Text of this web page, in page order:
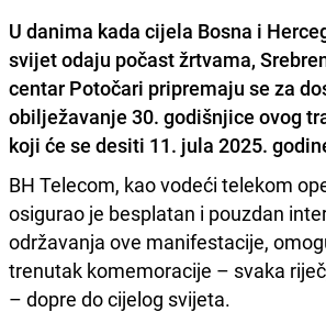
U danima kada cijela Bosna i
svijet odaju počast žrtvama,
centar Potočari pripremaju se za
obilježavanje 30. godišnjice ovog
koji će se desiti 11. jula 2025.
BH Telecom, kao vodeći telekom
osigurao je besplatan i pouzdan
održavanja ove manifestacije,
trenutak komemoracije – svaka
– dopre do cijelog svijeta.